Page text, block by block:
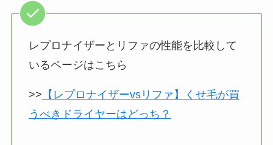
レプロナイザーとリファの性能を比較して
いるページはこちら
>> 【レプロナイザーvsリファ】くせ毛が買
うべきドライヤーはどっち？